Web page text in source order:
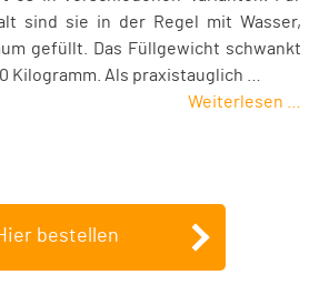
sind sie in der Regel mit Wasser,
gefüllt. Das Füllgewicht schwankt
Kilogramm. Als praxistauglich …
Weiterlesen …
bestellen